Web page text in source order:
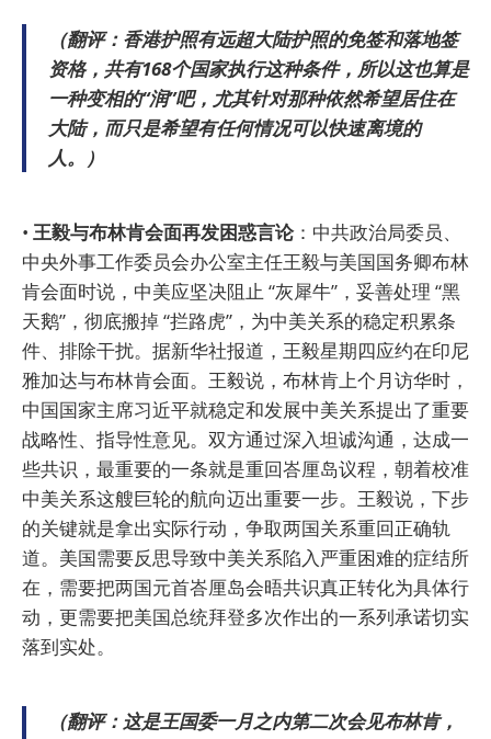
（翻评：香港护照有远超大陆护照的免签和落地签
资格，共有168个国家执行这种条件，所以这也算是
一种变相的“润”吧，尤其针对那种依然希望居住在
大陆，而只是希望有任何情况可以快速离境的
人。）
• 王毅与布林肯会面再发困惑言论：中共政治局委员、
中央外事工作委员会办公室主任王毅与美国国务卿布林
肯会面时说，中美应坚决阻止 “灰犀牛”，妥善处理 “黑
天鹅”，彻底搬掉 “拦路虎”，为中美关系的稳定积累条
件、排除干扰。据新华社报道，王毅星期四应约在印尼
雅加达与布林肯会面。王毅说，布林肯上个月访华时，
中国国家主席习近平就稳定和发展中美关系提出了重要
战略性、指导性意见。双方通过深入坦诚沟通，达成一
些共识，最重要的一条就是重回峇厘岛议程，朝着校准
中美关系这艘巨轮的航向迈出重要一步。王毅说，下步
的关键就是拿出实际行动，争取两国关系重回正确轨
道。美国需要反思导致中美关系陷入严重困难的症结所
在，需要把两国元首峇厘岛会晤共识真正转化为具体行
动，更需要把美国总统拜登多次作出的一系列承诺切实
落到实处。
（翻评：这是王国委一月之内第二次会见布林肯，